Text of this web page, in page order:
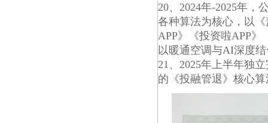
20、2024年-2025年，
各种算法为核心，以
APP》《投资啦APP
以暖通空调与AI深度
21、2025年上半年独
的《投融管退》核心